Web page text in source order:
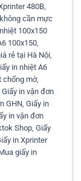
480B,
cần mực
100x150
100x150,
rẻ tại Hà Nội,
in nhiệt A6
chống mờ,
Giấy in vận đơn
GHN, Giấy in
in vận đơn
Shop, Giấy
in Xprinter
giấy in